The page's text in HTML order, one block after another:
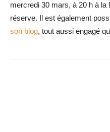
mercredi 30 mars, à 20 h à la
réserve. Il est également
son blog, tout aussi engagé